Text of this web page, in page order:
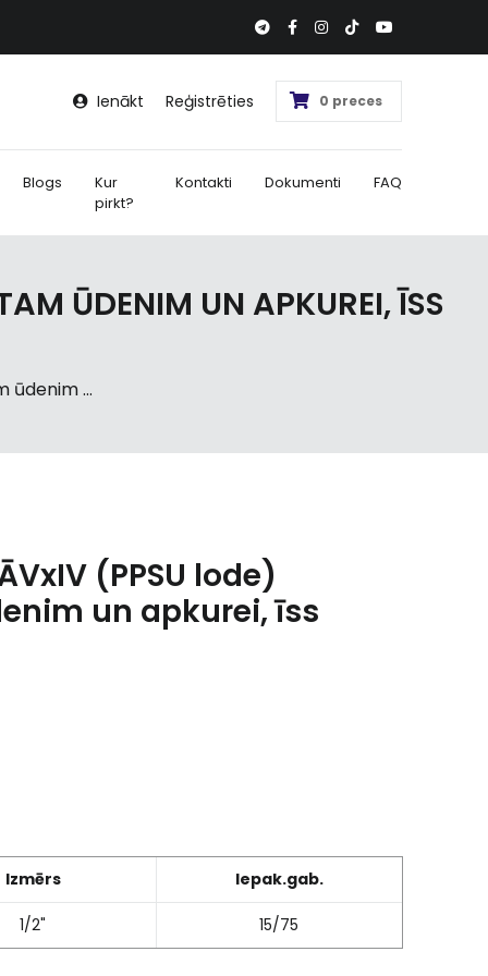
Ienākt Reģistrēties 0 preces
Blogs
Kur
pirkt?
Kontakti Dokumenti FAQ
ŪDENIM UN APKUREI, ĪSS
ūdenim ...
(PPSU lode)
un apkurei, īss
Izmērs Iepak.gab.
1/2" 15/75